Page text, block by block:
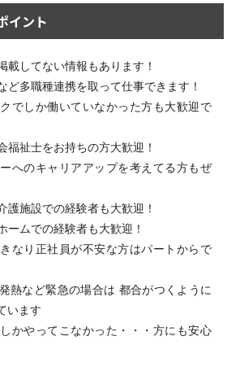
イント
してない情報もあります！
多職種連携を取って仕事できます！
でしか働いていなかった方も大歓迎で
祉士をお持ちの方大歓迎！
へのキャリアアップを考えてる方もぜ
施設での経験者も大歓迎！
ムでの経験者も大歓迎！
なり正社員が不安な方はパートからで
熱など緊急の場合は 都合がつくように
います
かやってこなかった・・・方にも安心